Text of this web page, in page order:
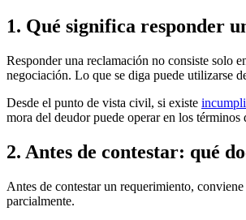
1. Qué significa responder
Responder una reclamación no consiste solo
negociación. Lo que se diga puede utilizarse
Desde el punto de vista civil, si existe
mora del deudor puede operar en los términos
2. Antes de contestar: qué
Antes de contestar un requerimiento, conviene
parcialmente.